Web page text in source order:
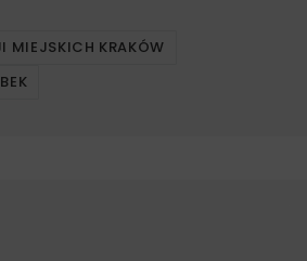
MIEJSKICH KRAKÓW